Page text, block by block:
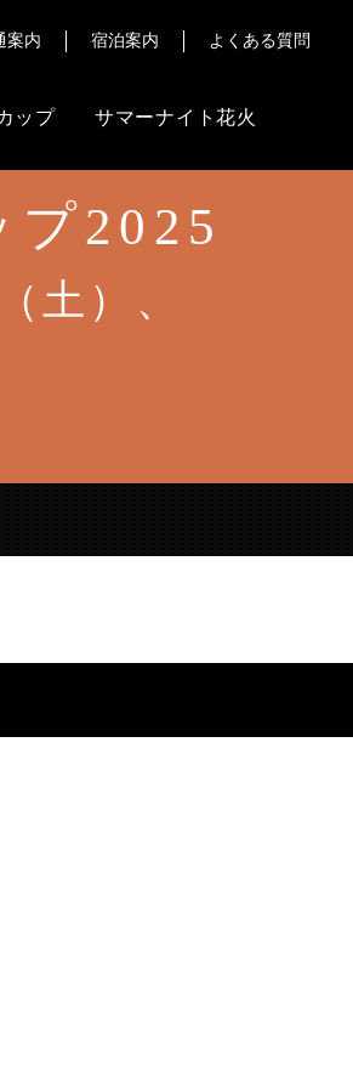
案内 宿泊案内 よくある質問
様
ップ サマーナイト花火
プ2025
土）、